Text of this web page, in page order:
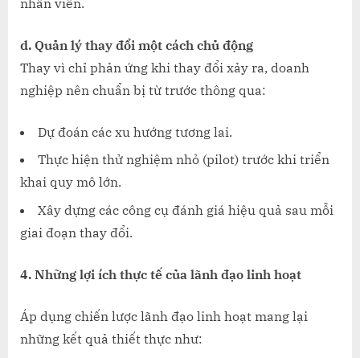
d. Quản lý thay đổi một cách chủ động
Thay vì chỉ phản ứng khi thay đổi xảy ra, doanh
nghiệp nên chuẩn bị từ trước thông qua:
Dự đoán các xu hướng tương lai.
Thực hiện thử nghiệm nhỏ (pilot) trước khi triển
khai quy mô lớn.
Xây dựng các công cụ đánh giá hiệu quả sau mỗi
giai đoạn thay đổi.
4. Những lợi ích thực tế của lãnh đạo linh hoạt
Áp dụng chiến lược lãnh đạo linh hoạt mang lại
những kết quả thiết thực như: